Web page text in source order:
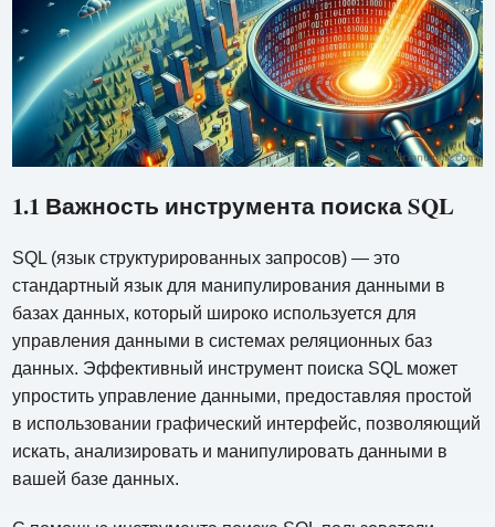
1.1 Важность инструмента поиска SQL
SQL (язык структурированных запросов) — это
стандартный язык для манипулирования данными в
базах данных, который широко используется для
управления данными в системах реляционных баз
данных. Эффективный инструмент поиска SQL может
упростить управление данными, предоставляя простой
в использовании графический интерфейс, позволяющий
искать, анализировать и манипулировать данными в
вашей базе данных.